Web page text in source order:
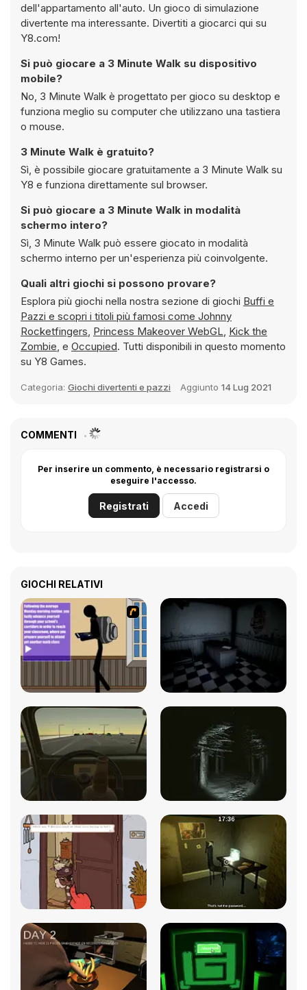
dell'appartamento all'auto. Un gioco di simulazione
divertente ma interessante. Divertiti a giocarci qui su
Y8.com!
Si può giocare a 3 Minute Walk su dispositivo
mobile?
No, 3 Minute Walk è progettato per gioco su desktop e
funziona meglio su computer che utilizzano una tastiera
o mouse.
3 Minute Walk è gratuito?
Sì, è possibile giocare gratuitamente a 3 Minute Walk su
Y8 e funziona direttamente sul browser.
Si può giocare a 3 Minute Walk in modalità
schermo intero?
Sì, 3 Minute Walk può essere giocato in modalità
schermo interno per un'esperienza più coinvolgente.
Quali altri giochi si possono provare?
Esplora più giochi nella nostra sezione di giochi Buffi e
Pazzi e scopri i titoli più famosi come Johnny
Rocketfingers, Princess Makeover WebGL, Kick the
Zombie, e Occupied. Tutti disponibili in questo momento
su Y8 Games.
Categoria: Giochi divertenti e pazzi Aggiunto 14 Lug 2021
COMMENTI
Per inserire un commento, è necessario registrarsi o
eseguire l'accesso.
Registrati Accedi
GIOCHI RELATIVI